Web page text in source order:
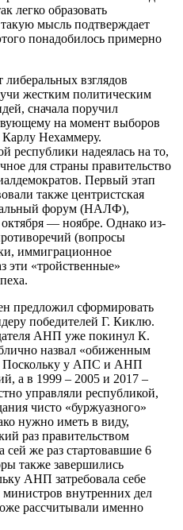
легко образовать
мысль подтверждает
понадобилось примерно
взглядов
жестким политическим
сначала поручил
на момент выборов
Нехаммеру.
республики надеялась на то,
для страны правительство
Первый этап
также центристская
форум (НАЛФ),
— ноябре. Однако из-
(вопросы
иммиграционное
эти «тройственные»
предложил сформировать
победителей Г. Киклю.
АНП уже покинул К.
назвал «обиженным
Поскольку у АПС и АНП
а в 1999 – 2005 и 2017 –
управляли республикой,
чисто «буржуазного»
нужно иметь в виду,
раз правительством
же раз стартовавшие 6
также завершились
АНП затребовала себе
министров внутренних дел
рассчитывали именно